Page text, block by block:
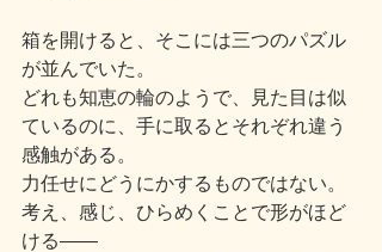
箱を開けると、そこには三つのパズル
が並んでいた。
どれも知恵の輪のようで、見た目は似
ているのに、手に取るとそれぞれ違う
感触がある。
力任せにどうにかするものではない。
考え、感じ、ひらめくことで形がほど
ける――